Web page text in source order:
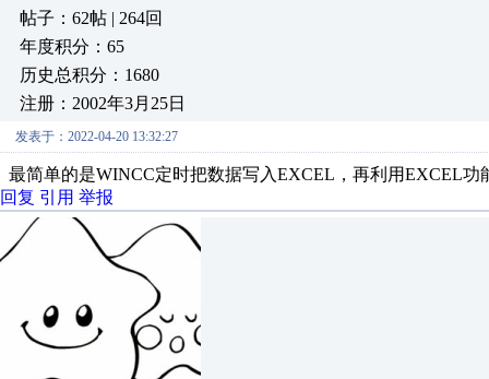
帖子：62帖 | 264回
年度积分：65
历史总积分：1680
注册：2002年3月25日
发表于：2022-04-20 13:32:27
最简单的是WINCC定时把数据写入EXCEL，再利用EXCEL功
回复 引用 举报